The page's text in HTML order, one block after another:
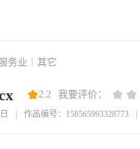
务业｜其它
2.2 我要评价：
作品编号：158565993328773